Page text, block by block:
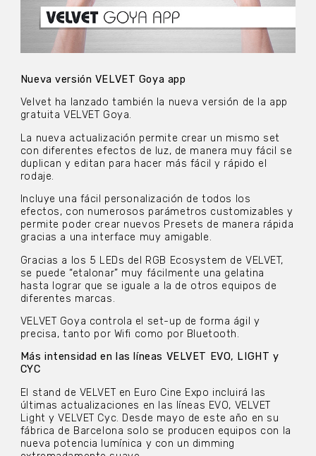
Nueva versión VELVET Goya app
Velvet ha lanzado también la nueva versión de la app
gratuita VELVET Goya.
La nueva actualización permite crear un mismo set
con diferentes efectos de luz, de manera muy fácil se
duplican y editan para hacer más fácil y rápido el
rodaje.
Incluye una fácil personalización de todos los
efectos, con numerosos parámetros customizables y
permite poder crear nuevos Presets de manera rápida
gracias a una interface muy amigable.
Gracias a los 5 LEDs del RGB Ecosystem de VELVET,
se puede “etalonar” muy fácilmente una gelatina
hasta lograr que se iguale a la de otros equipos de
diferentes marcas.
VELVET Goya controla el set-up de forma ágil y
precisa, tanto por Wifi como por Bluetooth.
Más intensidad en las líneas VELVET EVO, LIGHT y
CYC
El stand de VELVET en Euro Cine Expo incluirá las
últimas actualizaciones en las líneas EVO, VELVET
Light y VELVET Cyc. Desde mayo de este año en su
fábrica de Barcelona solo se producen equipos con la
nueva potencia lumínica y con un dimming